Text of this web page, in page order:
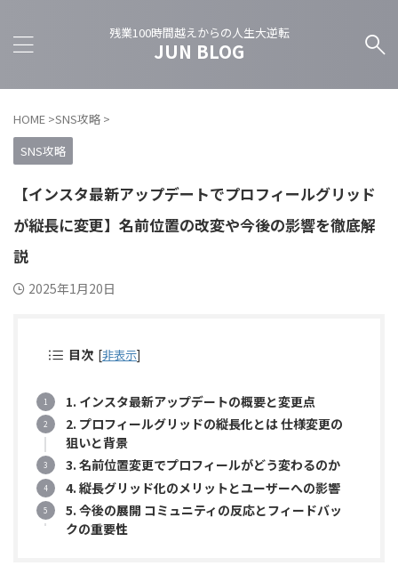
残業100時間越えからの人生大逆転
JUN BLOG
HOME >SNS攻略 >
SNS攻略
【インスタ最新アップデートでプロフィールグリッド
が縦長に変更】名前位置の改変や今後の影響を徹底解
説
2025年1月20日
目次 [非表示]
1. インスタ最新アップデートの概要と変更点
2. プロフィールグリッドの縦長化とは 仕様変更の
狙いと背景
3. 名前位置変更でプロフィールがどう変わるのか
4. 縦長グリッド化のメリットとユーザーへの影響
5. 今後の展開 コミュニティの反応とフィードバッ
クの重要性